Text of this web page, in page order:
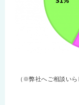
（※弊社へご相談い